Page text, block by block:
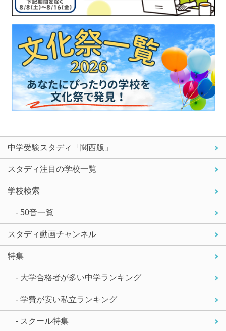
中学受験スタディ「関西版」
スタディ注目の学校一覧
学校検索
- 50音一覧
スタディ動画チャンネル
特集
- 大学合格者が多い中学ランキング
- 学費が安い私立ランキング
- スクール特集